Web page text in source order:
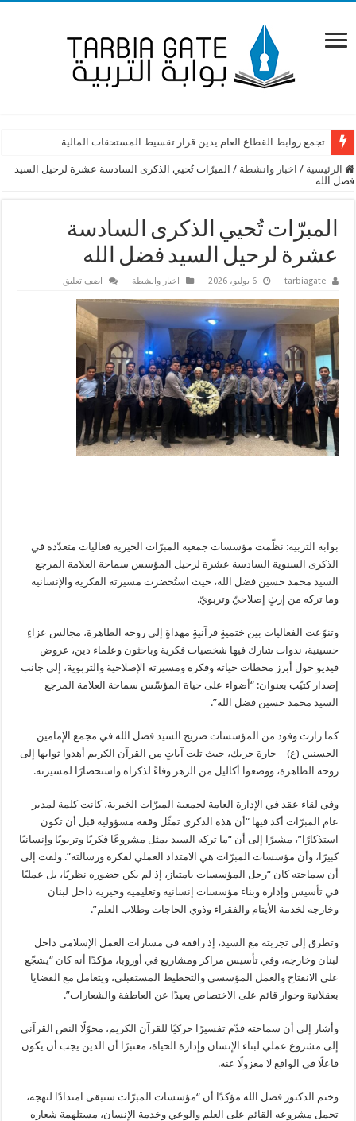
تجمع روابط القطاع العام يدين قرار تقسيط المستحقات المالية
الرئيسية / اخبار وانشطة / المبرّات تُحيي الذكرى السادسة عشرة لرحيل السيد
فضل الله
المبرّات تُحيي الذكرى السادسة
عشرة لرحيل السيد فضل الله
tarbiagate 6 يوليو، 2026 اخبار وانشطة اضف تعليق
بوابة التربية: نظّمت مؤسسات جمعية المبرّات الخيرية فعاليات متعدّدة في
الذكرى السنوية السادسة عشرة لرحيل المؤسس سماحة العلامة المرجع
السيد محمد حسين فضل الله، حيث استُحضرت مسيرته الفكرية والإنسانية
وما تركه من إرثٍ إصلاحيّ وتربويّ.
وتنوّعت الفعاليات بين ختميةٍ قرآنيةٍ مهداةٍ إلى روحه الطاهرة، مجالس عزاءٍ
حسينية، ندوات شارك فيها شخصيات فكرية وباحثون وعلماء دين، عروض
فيديو حول أبرز محطات حياته وفكره ومسيرته الإصلاحية والتربوية، إلى جانب
إصدار كتيّب بعنوان: “أضواء على حياة المؤسّس سماحة العلامة المرجع
السيد محمد حسين فضل الله”.
كما زارت وفود من المؤسسات ضريح السيد فضل الله في مجمع الإمامين
الحسنين (ع) – حارة حريك، حيث تلت آياتٍ من القرآن الكريم أهدوا ثوابها إلى
روحه الطاهرة، ووضعوا أكاليل من الزهر وفاءً لذكراه واستحضارًا لمسيرته.
وفي لقاء عقد في الإدارة العامة لجمعية المبرّات الخيرية، كانت كلمة لمدير
عام المبرّات أكد فيها “أن هذه الذكرى تمثّل وقفة مسؤولية قبل أن تكون
استذكارًا”، مشيرًا إلى أن “ما تركه السيد يمثل مشروعًا فكريًا وتربويًا وإنسانيًا
كبيرًا، وأن مؤسسات المبرّات هي الامتداد العملي لفكره ورسالته”. ولفت إلى
أن سماحته كان “رجل المؤسسات بامتياز، إذ لم يكن حضوره نظريًا، بل عمليًا
في تأسيس وإدارة وبناء مؤسسات إنسانية وتعليمية وخيرية داخل لبنان
وخارجه لخدمة الأيتام والفقراء وذوي الحاجات وطلاب العلم”.
وتطرق إلى تجربته مع السيد، إذ رافقه في مسارات العمل الإسلامي داخل
لبنان وخارجه، وفي تأسيس مراكز ومشاريع في أوروبا، مؤكدًا أنه كان “يشجّع
على الانفتاح والعمل المؤسسي والتخطيط المستقبلي، ويتعامل مع القضايا
بعقلانية وحوار قائم على الاختصاص بعيدًا عن العاطفة والشعارات”.
وأشار إلى أن سماحته قدّم تفسيرًا حركيًا للقرآن الكريم، محوّلًا النص القرآني
إلى مشروع عملي لبناء الإنسان وإدارة الحياة، معتبرًا أن الدين يجب أن يكون
فاعلًا في الواقع لا معزولًا عنه.
وختم الدكتور فضل الله مؤكدًا أن “مؤسسات المبرّات ستبقى امتدادًا لنهجه،
تحمل مشروعه القائم على العلم والوعي وخدمة الإنسان، مستلهمة شعاره